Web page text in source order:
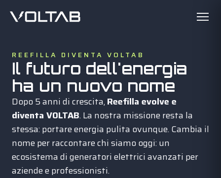
REEFILLA DIVENTA VOLTAB
Il futuro dell'energia
ha un nuovo nome
Dopo 5 anni di crescita,Reefilla evolve e
diventa VOLTAB. La nostra missione resta la
stessa: portare energia pulita ovunque. Cambia il
nome per raccontare chi siamo oggi: un
ecosistema di generatori elettrici avanzati per
aziende e professionisti.